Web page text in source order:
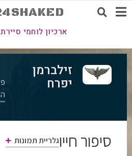
ארכיון לוחמי
זילברמן
יפרח
סיפור חייוגלריית תמונות